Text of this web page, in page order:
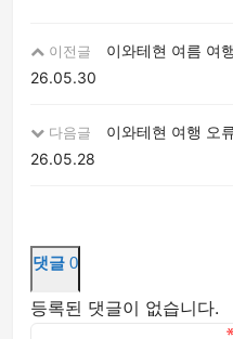
이전글
이와테현 여름 여
26.05.30
다음글
이와테현 여행 오
26.05.28
댓글 0
등록된 댓글이 없습니다.